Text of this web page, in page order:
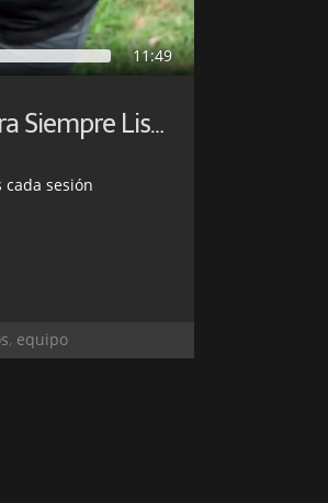
11:49
13 Consejos para Tener Tu Cámara Siempre Lista
sesión
, equipo